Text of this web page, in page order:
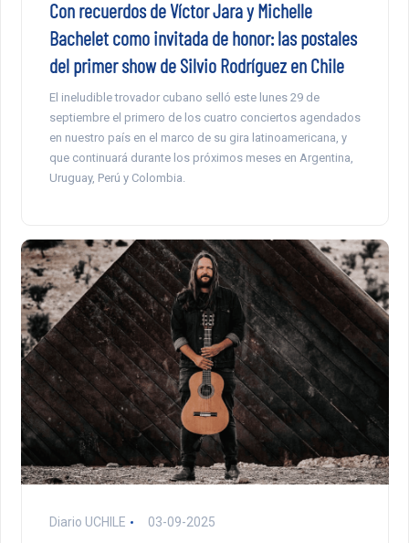
Con recuerdos de Víctor Jara y Michelle
Bachelet como invitada de honor: las postales
del primer show de Silvio Rodríguez en Chile
El ineludible trovador cubano selló este lunes 29 de
septiembre el primero de los cuatro conciertos agendados
en nuestro país en el marco de su gira latinoamericana, y
que continuará durante los próximos meses en Argentina,
Uruguay, Perú y Colombia.
Diario UCHILE 03-09-2025